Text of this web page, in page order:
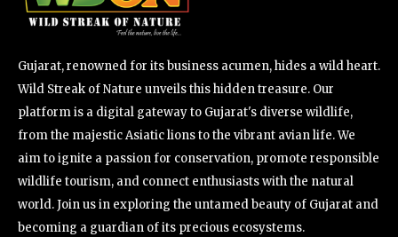
Gujarat, renowned for its business acumen, hides a wild heart.
Wild Streak of Nature unveils this hidden treasure. Our
platform is a digital gateway to Gujarat's diverse wildlife,
from the majestic Asiatic lions to the vibrant avian life. We
aim to ignite a passion for conservation, promote responsible
wildlife tourism, and connect enthusiasts with the natural
world. Join us in exploring the untamed beauty of Gujarat and
becoming a guardian of its precious ecosystems.